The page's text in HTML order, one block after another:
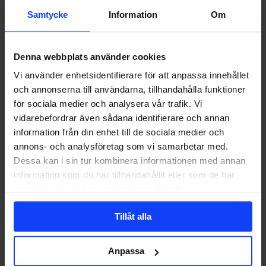
Samtycke Information Om
Denna webbplats använder cookies
Vi använder enhetsidentifierare för att anpassa innehållet
och annonserna till användarna, tillhandahålla funktioner
för sociala medier och analysera vår trafik. Vi
vidarebefordrar även sådana identifierare och annan
information från din enhet till de sociala medier och
annons- och analysföretag som vi samarbetar med.
Dessa kan i sin tur kombinera informationen med annan
information som du har tillhandahållit eller som de har
Tillåt alla
Anpassa
CONTENT MARKETINGDIGITAL
MARKETING
SOCIALA MEDIER
som
gör
dina
kanaler
semesterredo
Checklistan som gör dina kanaler semesterredo
I digitala kanaler finns det inget som heter ledighet. Men med rätt
förberedelser kan du…
Editor 2026-05-28